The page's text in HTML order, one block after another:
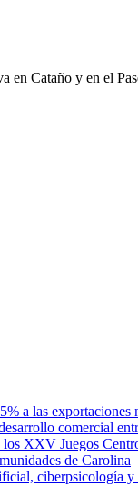
Cataño y en el
a las exportaciones
comercial
XXV Juegos
de Carolina
ciberpsicología y